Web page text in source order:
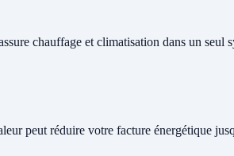
chauffage et climatisation dans un seul
peut réduire votre facture énergétique